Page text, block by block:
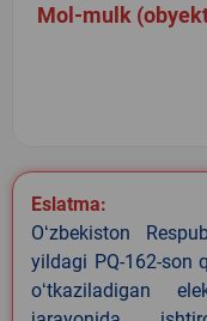
Mol-mulk
Eslatma:
Oʻzbekiston
yildagi PQ-162-son
oʻtkaziladigan